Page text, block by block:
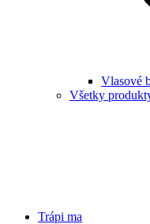
Vlasové
Všetky
Trápi ma